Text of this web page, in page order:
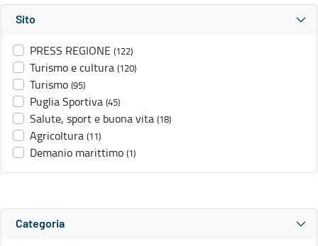
Sito
PRESS REGIONE (122)
Turismo e cultura (120)
Turismo (95)
Puglia Sportiva (45)
Salute, sport e buona vita (18)
Agricoltura (11)
Demanio marittimo (1)
Categoria